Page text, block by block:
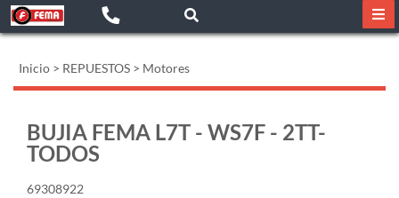
Inicio > REPUESTOS > Motores
BUJIA FEMA L7T - WS7F - 2TT-
TODOS
69308922